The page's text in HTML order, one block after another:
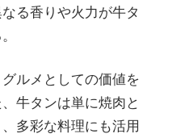
る香りや火力が牛タ
ルメとしての価値を
牛タンは単に焼肉と
多彩な料理にも活用